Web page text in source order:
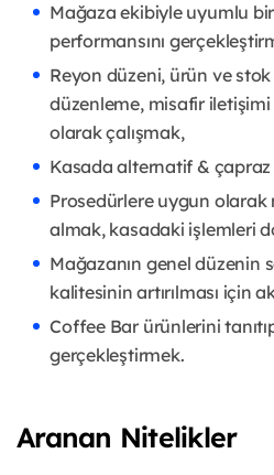
Mağaza ekibiyle uyumlu
performansını
Reyon düzeni, ürün ve
düzenleme, misafir
olarak çalışmak,
Kasada alternatif & çapraz
Prosedürlere uygun
almak, kasadaki işlemleri
Mağazanın genel düzenin
kalitesinin artırılması için
Coffee Bar ürünlerini tanıtıp
gerçekleştirmek.
Aranan Nitelikler